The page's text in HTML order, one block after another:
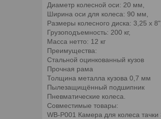
Диаметр колесной оси: 20 мм,
Ширина оси для колеса: 90 мм,
Размеры колесного диска: 3,25 x 8",
Грузоподъемность: 200 кг,
Масса нетто: 12 кг
Преимущества:
Стальной оцинкованный кузов
Прочная рама
Толщина металла кузова 0,7 мм
Пылезащищённый подшипник
Пневматические колеса.
Совместимые товары:
WB-P001 Камера для колеса тачки